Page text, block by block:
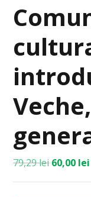
79,29lei 60,00 lei